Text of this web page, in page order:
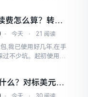
波动
费怎么算？转账
大了
⋅ 今天 ⋅ 21 阅读
,我已使用好几年,在手
不少坑。起初使用时,
么？对标美元的
事